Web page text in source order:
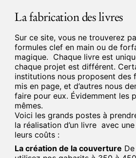
La fabrication des livres
Sur ce site, vous ne trouverez
formules clef en main ou de
magique. Chaque livre est
chaque projet est différent.
institutions nous proposent des
mis en page, et d’autres nous
faire pour eux. Évidemment les
mêmes.
Voici les grands postes à
la réalisation d’un livre avec
leurs coûts :
La création de la couverture